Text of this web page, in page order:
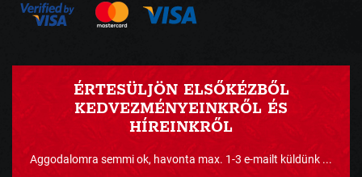
ÉRTESÜLJÖN ELSŐKÉZBŐL
KEDVEZMÉNYEINKRŐL ÉS
HÍREINKRŐL
Aggodalomra semmi ok, havonta max. 1-3 e-mailt küldünk ...